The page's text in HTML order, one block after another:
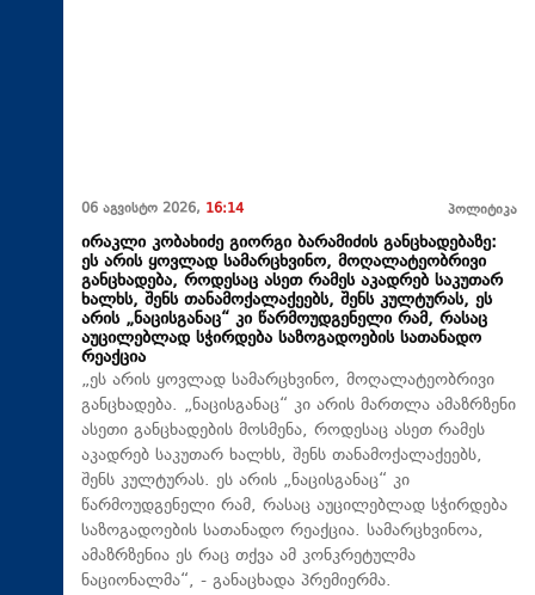
06 აგვისტო 2026, 16:14 პოლიტიკა
ირაკლი კობახიძე გიორგი ბარამიძის განცხადებაზე:
ეს არის ყოვლად სამარცხვინო, მოღალატეობრივი
განცხადება, როდესაც ასეთ რამეს აკადრებ საკუთარ
ხალხს, შენს თანამოქალაქეებს, შენს კულტურას, ეს
არის „ნაცისგანაც“ კი წარმოუდგენელი რამ, რასაც
აუცილებლად სჭირდება საზოგადოების სათანადო
რეაქცია
„ეს არის ყოვლად სამარცხვინო, მოღალატეობრივი
განცხადება. „ნაცისგანაც“ კი არის მართლა ამაზრზენი
ასეთი განცხადების მოსმენა, როდესაც ასეთ რამეს
აკადრებ საკუთარ ხალხს, შენს თანამოქალაქეებს,
შენს კულტურას. ეს არის „ნაცისგანაც“ კი
წარმოუდგენელი რამ, რასაც აუცილებლად სჭირდება
საზოგადოების სათანადო რეაქცია. სამარცხვინოა,
ამაზრზენია ეს რაც თქვა ამ კონკრეტულმა
ნაციონალმა“, - განაცხადა პრემიერმა.